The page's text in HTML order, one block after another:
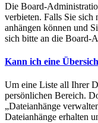
Die Board-
verbieten. Falls Sie sich
anhängen können und
sich bitte an die Board-
Kann ich eine
Um eine Liste all Ihrer
persönlichen Bereich.
„Dateianhänge
Dateianhänge erhalten